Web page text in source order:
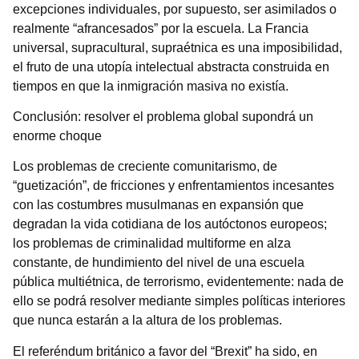
excepciones individuales, por supuesto, ser asimilados o
realmente “afrancesados” por la escuela. La Francia
universal, supracultural, supraétnica es una imposibilidad,
el fruto de una utopía intelectual abstracta construida en
tiempos en que la inmigración masiva no existía.
Conclusión: resolver el problema global supondrá un
enorme choque
Los problemas de creciente comunitarismo, de
“guetización”, de fricciones y enfrentamientos incesantes
con las costumbres musulmanas en expansión que
degradan la vida cotidiana de los autóctonos europeos;
los problemas de criminalidad multiforme en alza
constante, de hundimiento del nivel de una escuela
pública multiétnica, de terrorismo, evidentemente: nada de
ello se podrá resolver mediante simples políticas interiores
que nunca estarán a la altura de los problemas.
El referéndum británico a favor del “Brexit” ha sido, en